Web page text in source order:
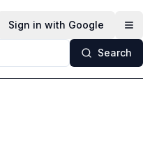
Sign in with Google
Search